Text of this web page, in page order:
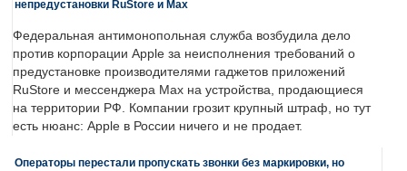
непредустановки RuStore и Max
Федеральная антимонопольная служба возбудила дело
против корпорации Apple за неисполнения требований о
предустановке производителями гаджетов приложений
RuStore и мессенджера Max на устройства, продающиеся
на территории РФ. Компании грозит крупный штраф, но тут
есть нюанс: Apple в России ничего и не продает.
Операторы перестали пропускать звонки без маркировки, но